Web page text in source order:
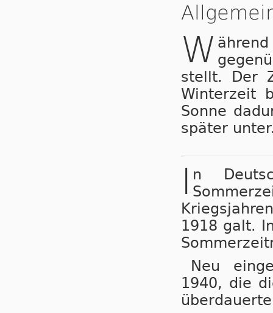
W
stellt. Der
Winterzeit
Sonne
später
I n
1918 galt.
Neu
1940, die